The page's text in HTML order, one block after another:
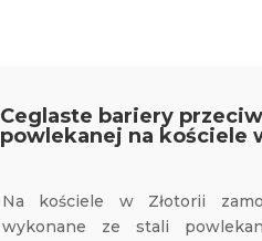
Ceglaste bariery
powlekanej na kościele
Na kościele w Złotorii
wykonane ze stali